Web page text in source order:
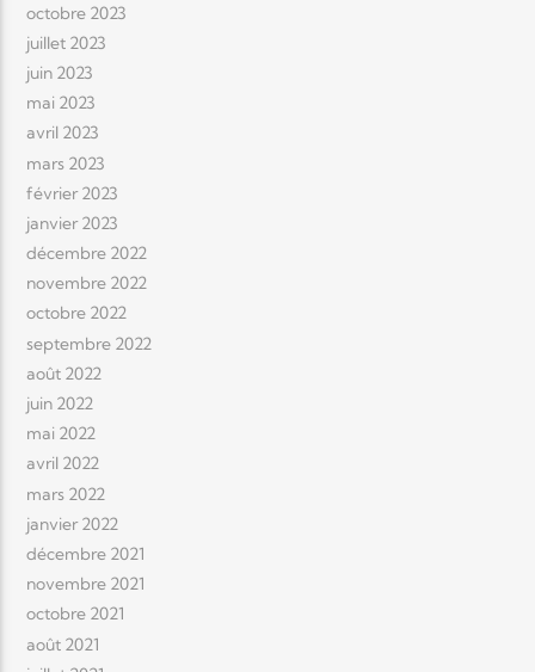
octobre 2023
juillet 2023
juin 2023
mai 2023
avril 2023
mars 2023
février 2023
janvier 2023
décembre 2022
novembre 2022
octobre 2022
septembre 2022
août 2022
juin 2022
mai 2022
avril 2022
mars 2022
janvier 2022
décembre 2021
novembre 2021
octobre 2021
août 2021